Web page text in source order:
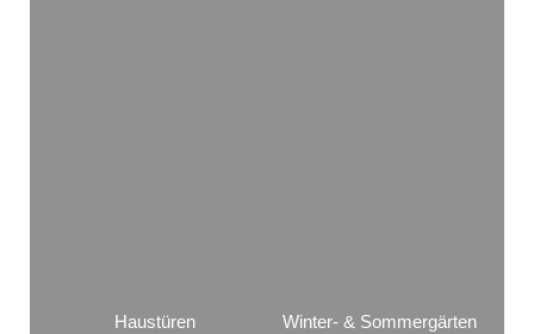
Haustüren Winter- & Sommergärten